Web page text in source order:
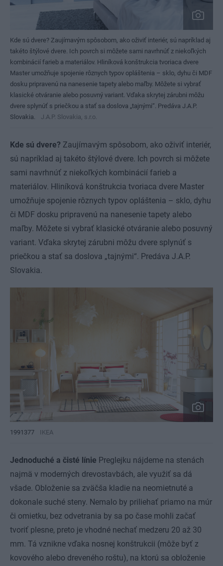
Kde sú dvere? Zaujímavým spôsobom, ako oživiť interiér, sú napríklad aj
takéto štýlové dvere. Ich povrch si môžete sami navrhnúť z niekoľkých
kombinácií farieb a materiálov. Hliníková konštrukcia tvoriaca dvere
Master umožňuje spojenie rôznych typov opláštenia – sklo, dyhu či MDF
dosku pripravenú na nanesenie tapety alebo maľby. Môžete si vybrať
klasické otváranie alebo posuvný variant. Vďaka skrytej zárubni môžu
dvere splynúť s priečkou a stať sa doslova „tajnými“. Predáva J.A.P.
Slovakia.
J.A.P. Slovakia, s.r.o.
Kde sú dvere? Zaujímavým spôsobom, ako oživiť interiér,
sú napríklad aj takéto štýlové dvere. Ich povrch si môžete
sami navrhnúť z niekoľkých kombinácií farieb a
materiálov. Hliníková konštrukcia tvoriaca dvere Master
umožňuje spojenie rôznych typov opláštenia – sklo, dyhu
či MDF dosku pripravenú na nanesenie tapety alebo
maľby. Môžete si vybrať klasické otváranie alebo posuvný
variant. Vďaka skrytej zárubni môžu dvere splynúť s
priečkou a stať sa doslova „tajnými“. Predáva J.A.P.
Slovakia.
1991377 IKEA
Jednoduché a čisté línie Preglejku nájdeme na stenách
najmä v moderných drevostavbách, ale využiť sa dá
všade. Obloženie sa zväčša kladie na neomietnuté a
dokonale suché steny. Nemalo by priliehať priamo na múr
či omietku, bez odvetrania by sa po čase mohli začať
tvoriť plesne, preto je vhodné nechať medzeru 20 až 30
mm. Tá vznikne vďaka nosnej konštrukcii (môže byť z
kovového alebo dreveného roštu), na ktorú sa obloženie